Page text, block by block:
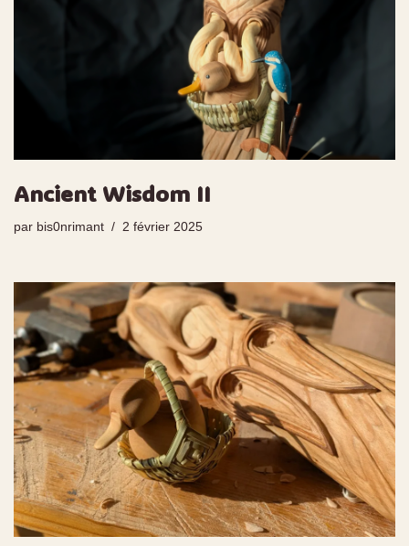
Ancient Wisdom II
par bis0nrimant 2 février 2025